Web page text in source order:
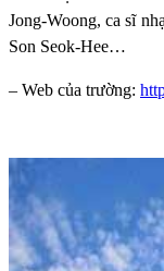
Jong-Woong, ca sĩ
Son Seok-Hee…
– Web của trường: